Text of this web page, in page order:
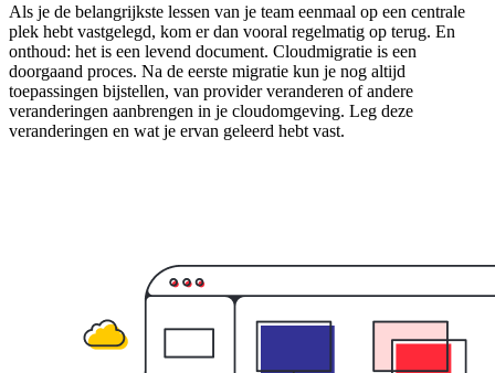
Als je de belangrijkste lessen van je team eenmaal op een centrale
plek hebt vastgelegd, kom er dan vooral regelmatig op terug. En
onthoud: het is een levend document. Cloudmigratie is een
doorgaand proces. Na de eerste migratie kun je nog altijd
toepassingen bijstellen, van provider veranderen of andere
veranderingen aanbrengen in je cloudomgeving. Leg deze
veranderingen en wat je ervan geleerd hebt vast.